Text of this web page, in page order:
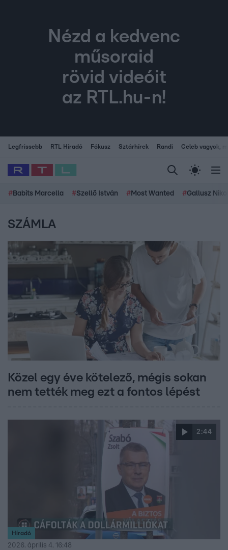
Nézd a kedvenc
műsoraid
rövid videóit
az RTL.hu-n!
Legfrissebb RTL Híradó Fókusz Sztárhírek Randi Celeb vagyok,
# Babits Marcella #Szellő István # Most Wanted #Gallusz
SZÁMLA
Közel egy éve kötelező, mégis sokan
nem tették meg ezt a fontos lépést
2:44
Híradó
2026. április 4. 16:48